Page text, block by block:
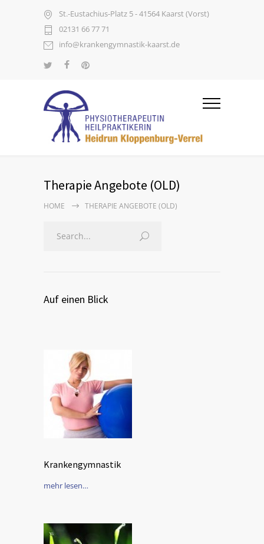
St.-Eustachius-Platz 5 - 41564 Kaarst (Vorst)
02131 66 77 71
info@krankengymnastik-kaarst.de
Therapie Angebote (OLD)
HOME THERAPIE ANGEBOTE (OLD)
Auf einen Blick
Krankengymnastik
mehr lesen…